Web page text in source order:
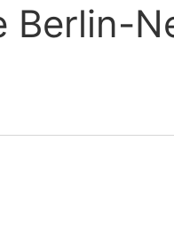
Berlin-